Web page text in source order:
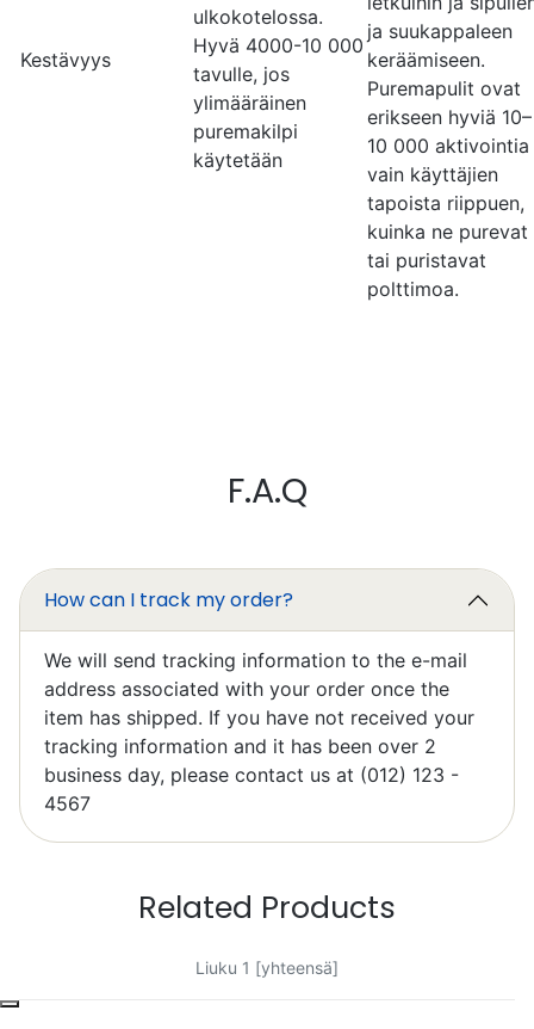
Kestävyys
ulkokotelossa.
Hyvä 4000-10 000
tavulle, jos
ylimääräinen
puremakilpi
käytetään
ja suukappaleen
keräämiseen.
Puremapulit ovat
erikseen hyviä 10–
10 000 aktivointia
vain käyttäjien
tapoista riippuen,
kuinka ne purevat
tai puristavat
polttimoa.
F.A.Q
How can I track my order?
We will send tracking information to the e-mail
address associated with your order once the
item has shipped. If you have not received your
tracking information and it has been over 2
business day, please contact us at (012) 123 -
4567
Related Products
Liuku 1 [yhteensä]
Excellent
Elzbieta Pilarski